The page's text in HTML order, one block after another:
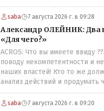
saba 7 августа 2026 г. в 09:28
Александр ОЛЕЙНИК: Два
«Для чего?»
ACROS: Что вы имеете ввиду
поводу некомпетентности и
наших властей! Кто то же
анализ действий и продумать
комар носа не подточил! Но
аналитическом центре либо
saba 7 августа 2026 г. в 09:20